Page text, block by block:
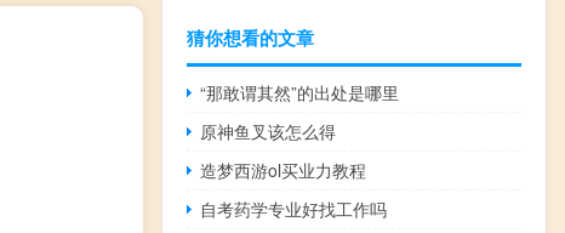
猜你想看的文章
“那敢谓其然”的出处是哪里
原神鱼叉该怎么得
造梦西游ol买业力教程
自考药学专业好找工作吗